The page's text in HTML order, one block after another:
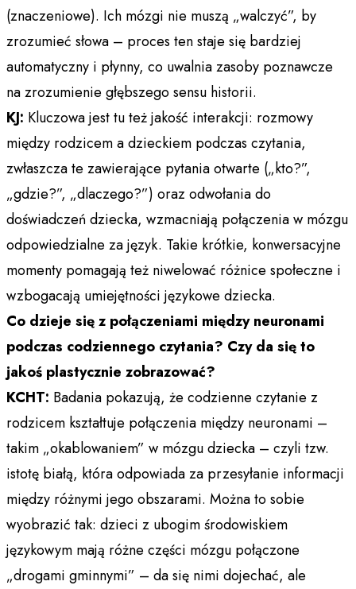
(znaczeniowe). Ich mózgi nie muszą „walczyć”, by
zrozumieć słowa – proces ten staje się bardziej
automatyczny i płynny, co uwalnia zasoby poznawcze
na zrozumienie głębszego sensu historii.​
KJ: Kluczowa jest tu też jakość interakcji: rozmowy
między rodzicem a dzieckiem podczas czytania,
zwłaszcza te zawierające pytania otwarte („kto?”,
„gdzie?”, „dlaczego?”) oraz odwołania do
doświadczeń dziecka, wzmacniają połączenia w mózgu
odpowiedzialne za język. Takie krótkie, konwersacyjne
momenty pomagają też niwelować różnice społeczne i
wzbogacają umiejętności językowe dziecka.
Co dzieje się z połączeniami między neuronami
podczas codziennego czytania? Czy da się to
jakoś plastycznie zobrazować?
KCHT: Badania pokazują, że codzienne czytanie z
rodzicem kształtuje połączenia między neuronami –
takim „okablowaniem” w mózgu dziecka – czyli tzw.
istotę białą, która odpowiada za przesyłanie informacji
między różnymi jego obszarami. Można to sobie
wyobrazić tak: dzieci z ubogim środowiskiem
językowym mają różne części mózgu połączone
„drogami gminnymi” – da się nimi dojechać, ale